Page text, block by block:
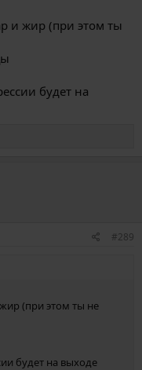
и жир (при этом ты
будет на
#289
(при этом ты не
будет на выходе